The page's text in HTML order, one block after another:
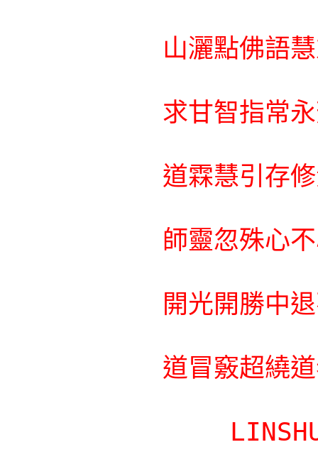
山灑點佛語
求甘智指常
道霖慧引存
師靈忽殊心
開光開勝中
道冒竅超繞